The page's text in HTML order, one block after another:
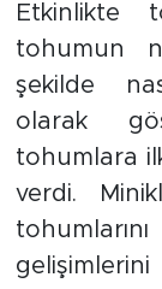
Etkinlikte
tohumun
şekilde
olarak
tohumlara
verdi.